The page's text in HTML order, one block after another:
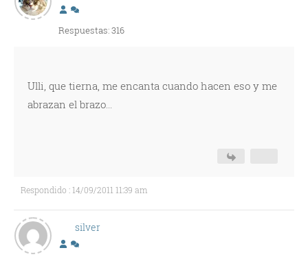
Respuestas: 316
Ulli, que tierna, me encanta cuando hacen eso y me
abrazan el brazo...
Respondido : 14/09/2011 11:39 am
silver